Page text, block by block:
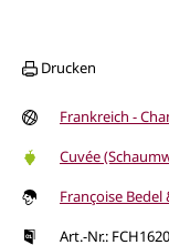
Drucken
Frankreich -
Cuvée
Françoise Bedel
Art.-Nr.: